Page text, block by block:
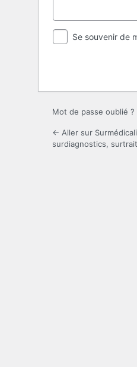
Se souvenir de
Mot de passe oublié ?
← Aller sur
surdiagnostics,